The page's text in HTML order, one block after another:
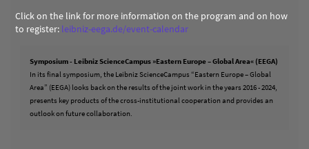
Click on the link for more information on the program and on how
to register: leibniz-eega.de/event-calendar
Symposium - Leibniz ScienceCampus »Eastern Europe – Global Area« (EEGA)
In its final symposium, the Leibniz ScienceCampus “Eastern Europe – Global
Area” (EEGA) looks back on the results of the joint work in the years 2016 - 2024,
presents key products of the cross-institutional cooperation and provides an
outlook on future collaboration.